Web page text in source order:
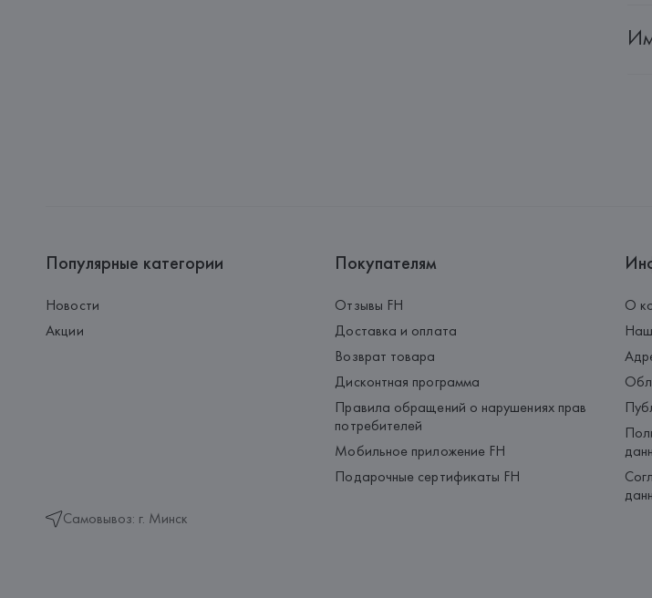
Популярные категории
Новости
Акции
Самовывоз: г. Минск
Покупателям
Отзывы FH
Доставка и оплата
Возврат товара
Дисконтная программа
Правила обращений о нарушениях прав
потребителей
Мобильное приложение FH
Подарочные сертификаты FH
О